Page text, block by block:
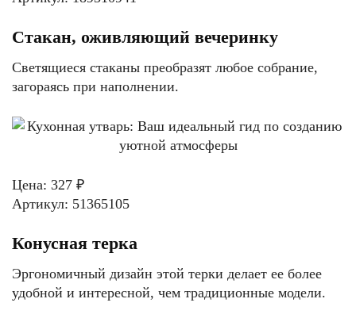
Стакан, оживляющий вечеринку
Светящиеся стаканы преобразят любое собрание,
загораясь при наполнении.
Цена: 327 ₽
Артикул: 51365105
Конусная терка
Эргономичный дизайн этой терки делает ее более
удобной и интересной, чем традиционные модели.